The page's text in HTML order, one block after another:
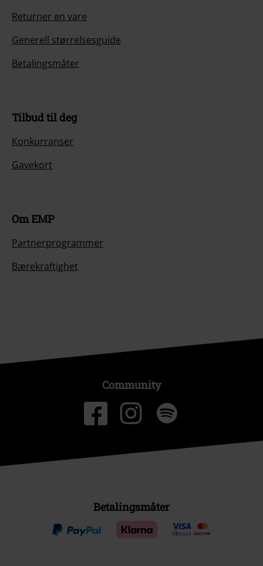
18. Interviews
Returner en vare
Generell størrelsesguide
Betalingsmåter
Tilbud til deg
Konkurranser
Gavekort
Om EMP
Partnerprogrammer
Bærekraftighet
Community
Betalingsmåter